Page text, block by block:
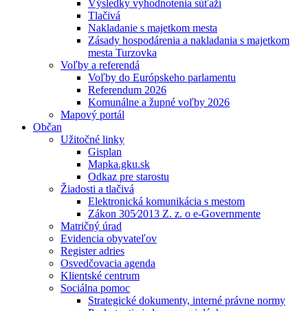
Výsledky vyhodnotenia súťaží
Tlačivá
Nakladanie s majetkom mesta
Zásady hospodárenia a nakladania s majetkom
mesta Turzovka
Voľby a referendá
Voľby do Európskeho parlamentu
Referendum 2026
Komunálne a župné voľby 2026
Mapový portál
Občan
Užitočné linky
Gisplan
Mapka.gku.sk
Odkaz pre starostu
Žiadosti a tlačivá
Elektronická komunikácia s mestom
Zákon 305⁄2013 Z. z. o e-Governmente
Matričný úrad
Evidencia obyvateľov
Register adries
Osvedčovacia agenda
Klientské centrum
Sociálna pomoc
Strategické dokumenty, interné právne normy